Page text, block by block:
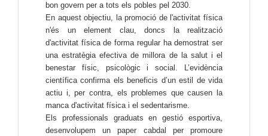
bon govern per a tots els pobles pel 2030.
En aquest objectiu, la promoció de l'activitat física
n'és un element clau, doncs la realització
d'activitat física de forma regular ha demostrat ser
una estratègia efectiva de millora de la salut i el
benestar físic, psicològic i social. L’evidència
científica confirma els beneficis d’un estil de vida
actiu i, per contra, els problemes que causen la
manca d'activitat física i el sedentarisme.
Els professionals graduats en gestió esportiva,
desenvolupem un paper cabdal per promoure